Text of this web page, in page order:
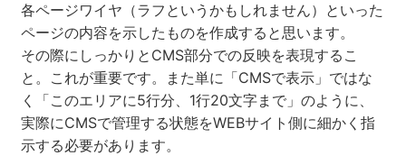
各ページワイヤ（ラフというかもしれません）といった
ページの内容を示したものを作成すると思います。
その際にしっかりとCMS部分での反映を表現するこ
と。これが重要です。また単に「CMSで表示」ではな
く「このエリアに5行分、1行20文字まで」のように、
実際にCMSで管理する状態をWEBサイト側に細かく指
示する必要があります。